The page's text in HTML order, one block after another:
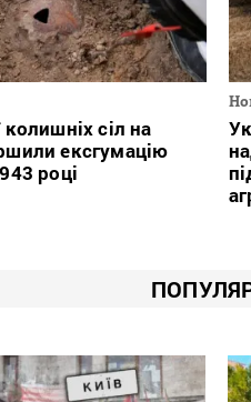
колишніх сіл на
ексгумацію
році